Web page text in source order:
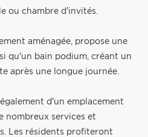
ou chambre d'invités.
aménagée, propose une
qu'un bain podium, créant un
après une longue journée.
d'un emplacement
nombreux services et
Les résidents profiteront